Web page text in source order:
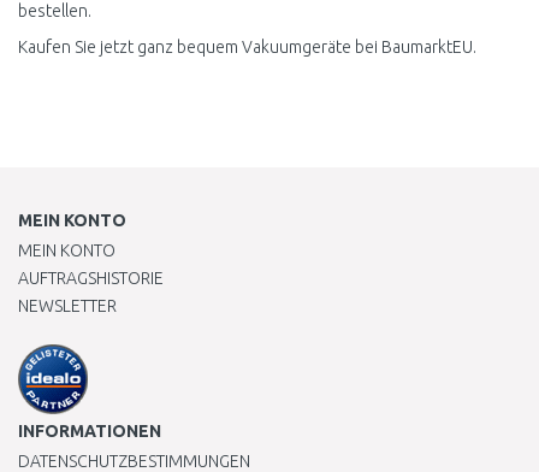
bestellen.
Kaufen Sie jetzt ganz bequem Vakuumgeräte bei BaumarktEU.
MEIN KONTO
MEIN KONTO
AUFTRAGSHISTORIE
NEWSLETTER
INFORMATIONEN
DATENSCHUTZBESTIMMUNGEN